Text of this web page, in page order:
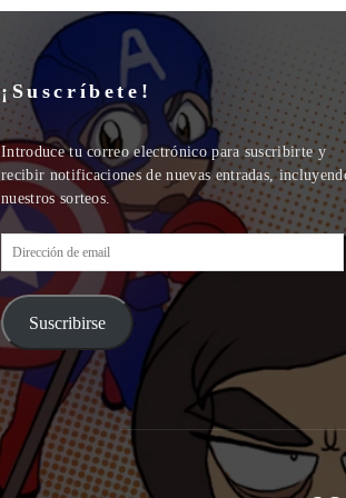
¡Suscríbete!
Introduce tu correo electrónico para suscribirte y
recibir notificaciones de nuevas entradas,
nuestros sorteos.
Dirección
de
email
Suscribirse